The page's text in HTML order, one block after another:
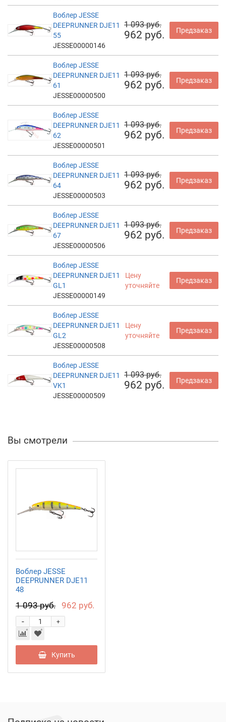
Воблер JESSE
DEEPRUNNER DJE11
55
JESSE00000146
1 093 руб.
962 руб. Предзаказ
Воблер JESSE
DEEPRUNNER DJE11
61
JESSE00000500
1 093 руб.
962 руб. Предзаказ
Воблер JESSE
DEEPRUNNER DJE11
62
JESSE00000501
1 093 руб.
962 руб. Предзаказ
Воблер JESSE
DEEPRUNNER DJE11
64
JESSE00000503
1 093 руб.
962 руб. Предзаказ
Воблер JESSE
DEEPRUNNER DJE11
67
JESSE00000506
1 093 руб.
962 руб. Предзаказ
Воблер JESSE
DEEPRUNNER DJE11
GL1
JESSE00000149
Цену
уточняйте
Предзаказ
Воблер JESSE
DEEPRUNNER DJE11
GL2
JESSE00000508
Цену
уточняйте
Предзаказ
Воблер JESSE
DEEPRUNNER DJE11
VK1
JESSE00000509
1 093 руб.
962 руб. Предзаказ
Вы смотрели
Воблер JESSE
DEEPRUNNER DJE11
48
1 093 руб. 962 руб.
+
-
Купить